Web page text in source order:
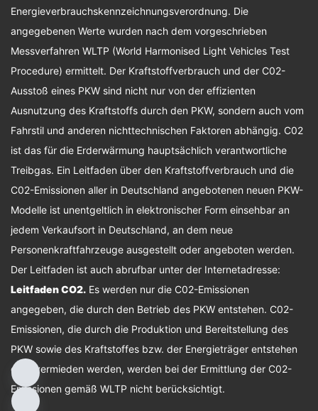
Energieverbrauchskennzeichnungsverordnung. Die
angegebenen Werte wurden nach dem vorgeschrieben
Messverfahren WLTP (World Harmonised Light Vehicles Test
Procedure) ermittelt. Der Kraftstoffverbrauch und der C02-
Ausstoß eines PKW sind nicht nur von der effizienten
Ausnutzung des Kraftstoffs durch den PKW, sondern auch vom
Fahrstil und anderen nichttechnischen Faktoren abhängig. C02
ist das für die Erderwärmung hauptsächlich verantwortliche
Treibgas. Ein Leitfaden über den Kraftstoffverbrauch und die
C02-Emissionen aller in Deutschland angebotenen neuen PKW-
Modelle ist unentgeltlich in elektronischer Form einsehbar an
jedem Verkaufsort in Deutschland, an dem neue
Personenkraftfahrzeuge ausgestellt oder angeboten werden.
Der Leitfaden ist auch abrufbar unter der Internetadresse:
Leitfaden CO2. Es werden nur die C02-Emissionen
angegeben, die durch den Betrieb des PKW entstehen. C02-
Emissionen, die durch die Produktion und Bereitstellung des
PKW sowie des Kraftstoffes bzw. der Energieträger entstehen
oder vermieden werden, werden bei der Ermittlung der C02-
Emissionen gemäß WLTP nicht berücksichtigt.